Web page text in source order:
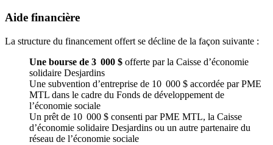
Aide financière
La structure du financement offert se décline de la façon suivante :
Une bourse de 3 000 $ offerte par la Caisse d’économie
solidaire Desjardins
Une subvention d’entreprise de 10 000 $ accordée par PME
MTL dans le cadre du Fonds de développement de
l’économie sociale
Un prêt de 10 000 $ consenti par PME MTL, la Caisse
d’économie solidaire Desjardins ou un autre partenaire du
réseau de l’économie sociale